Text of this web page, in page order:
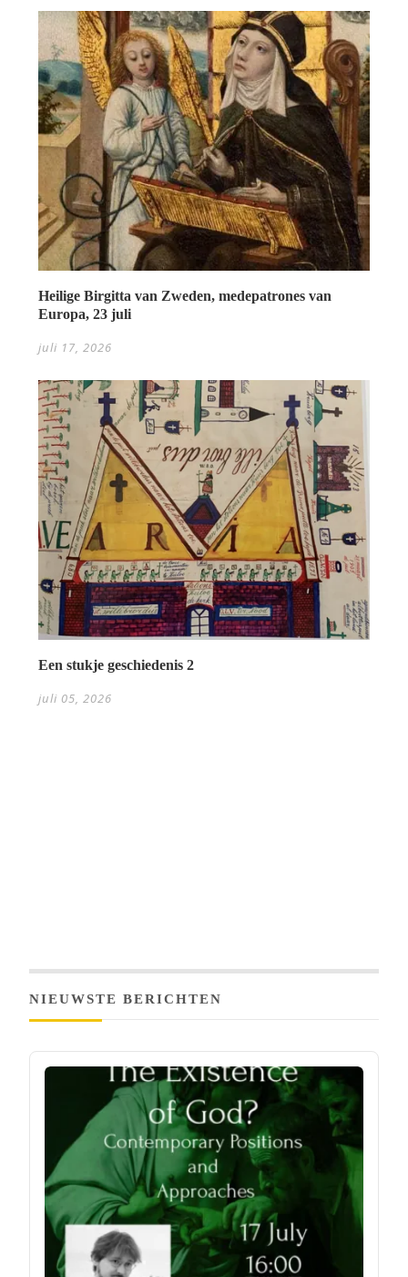
Heilige Birgitta van Zweden, medepatrones van
Europa, 23 juli
juli 17, 2026
Een stukje geschiedenis 2
juli 05, 2026
NIEUWSTE BERICHTEN